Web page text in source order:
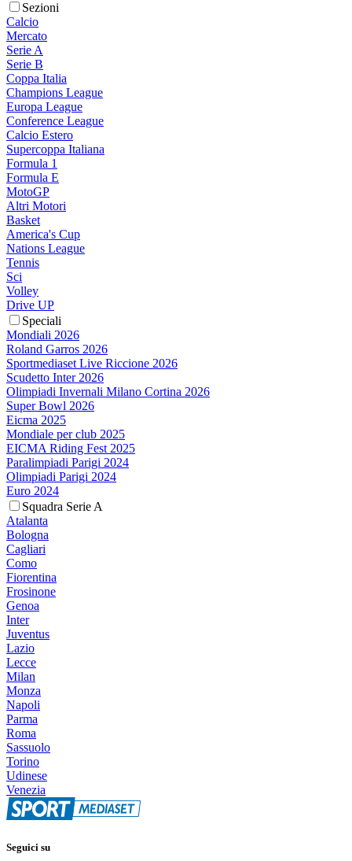
Sezioni
Calcio
Mercato
Serie A
Serie B
Coppa Italia
Champions League
Europa League
Conference League
Calcio Estero
Supercoppa Italiana
Formula 1
Formula E
MotoGP
Altri Motori
Basket
America's Cup
Nations League
Tennis
Sci
Volley
Drive UP
Speciali
Mondiali 2026
Roland Garros 2026
Sportmediaset Live Riccione 2026
Scudetto Inter 2026
Olimpiadi Invernali Milano Cortina 2026
Super Bowl 2026
Eicma 2025
Mondiale per club 2025
EICMA Riding Fest 2025
Paralimpiadi Parigi 2024
Olimpiadi Parigi 2024
Euro 2024
Squadra Serie A
Atalanta
Bologna
Cagliari
Como
Fiorentina
Frosinone
Genoa
Inter
Juventus
Lazio
Lecce
Milan
Monza
Napoli
Parma
Roma
Sassuolo
Torino
Udinese
Venezia
Seguici su